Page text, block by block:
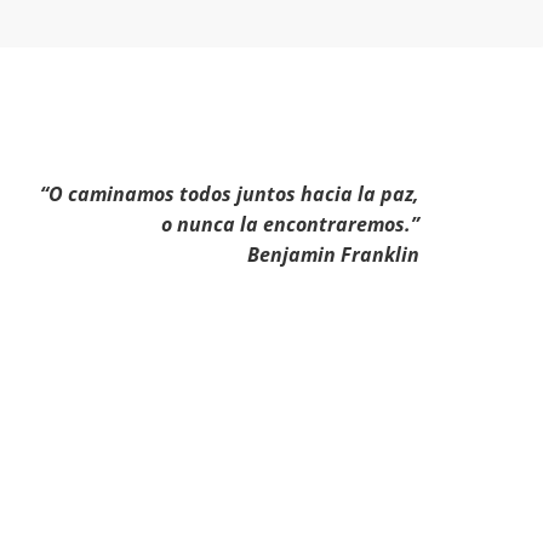
“O caminamos todos juntos hacia la paz,
o nunca la encontraremos.”
Benjamin Franklin